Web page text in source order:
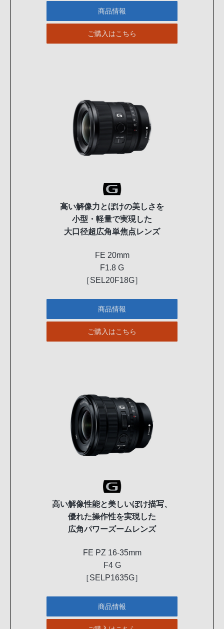
商品情報
ご購入はこちら
高い解像力とぼけの美しさを
小型・軽量で実現した
大口径超広角単焦点レンズ
FE 20mm
F1.8 G
［SEL20F18G］
商品情報
ご購入はこちら
高い解像性能と美しいぼけ描写、
優れた操作性を実現した
広角パワーズームレンズ
FE PZ 16-35mm
F4 G
［SELP1635G］
商品情報